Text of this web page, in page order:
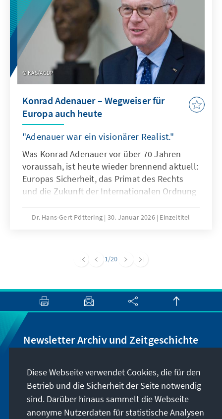
KAS/ACDP
Konrad Adenauer – Wegweiser für
Europa auch heute
"Adenauer war ein visionärer Realist."
Was Konrad Adenauer vor über 70 Jahren
voraussah, ist heute wieder brennend aktuell:
Europas Sicherheit, das Primat des Rechts
und die Zukunft der Internationalen Ordnung
Denken erwächst eine klare Botschaft für
Dr. Hans-Gert Pöttering 30. Januar 2026 Einzeltitel
1/20
Newsletter Archiv und Zeitgeschichte
Wir informieren Sie über Neuigkeiten rund um
unser Archiv, geben Hinweise zu unseren
zeithistorisch-politischen Veranstaltungen und
machen Sie auf neu erschienene Publikationen
Diese Webseite verwendet Cookies, die für den
Betrieb und die Sicherheit der Seite notwendig
sind. Darüber hinaus sammelt die Webseite
anonyme Nutzerdaten für statistische Analysen